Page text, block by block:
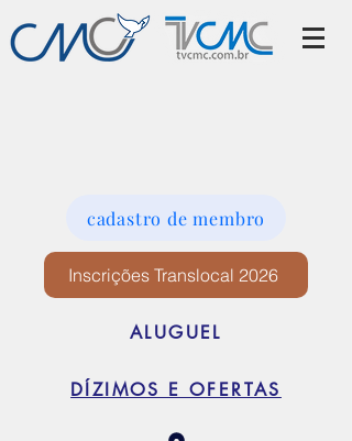
cadastro de membro
Inscrições Translocal 2026
ALUGUEL
DÍZIMOS E OFERTAS